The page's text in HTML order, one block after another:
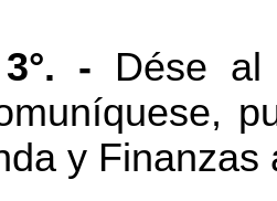
- Dése al
y Finanzas